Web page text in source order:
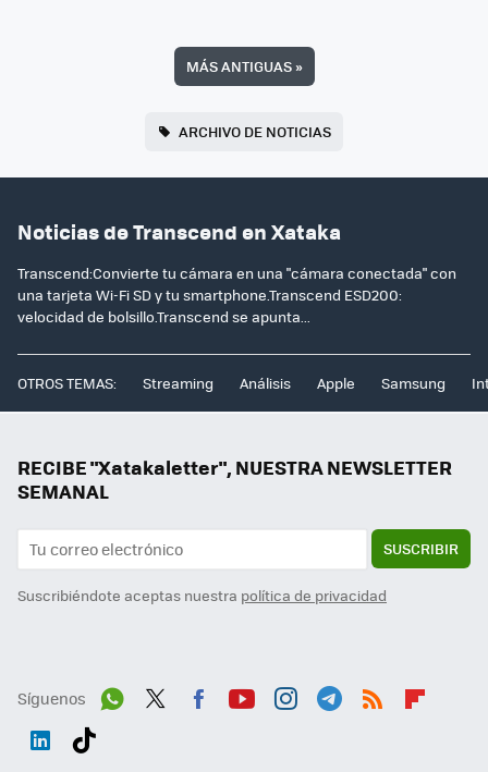
MÁS ANTIGUAS»
ARCHIVO DE NOTICIAS
Noticias de Transcend en Xataka
Transcend:Convierte tu cámara en una "cámara conectada" con
una tarjeta Wi-Fi SD y tu smartphone.Transcend ESD200:
velocidad de bolsillo.Transcend se apunta...
OTROS TEMAS: Streaming Análisis Apple Samsung
RECIBE "Xatakaletter", NUESTRA NEWSLETTER
SEMANAL
SUSCRIBIR
Suscribiéndote aceptas nuestra política de privacidad
Síguenos